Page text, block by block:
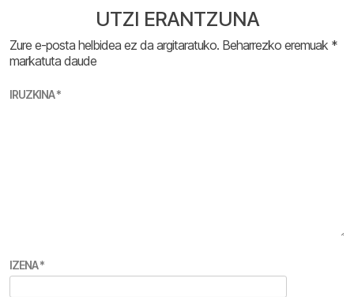
UTZI ERANTZUNA
Zure e-posta helbidea ez da argitaratuko. Beharrezko eremuak *
markatuta daude
IRUZKINA*
IZENA*